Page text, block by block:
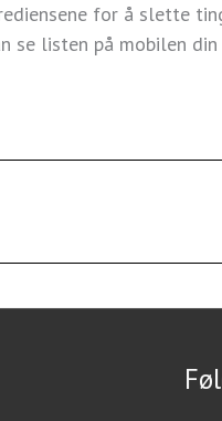
for å slette
se listen på mobilen